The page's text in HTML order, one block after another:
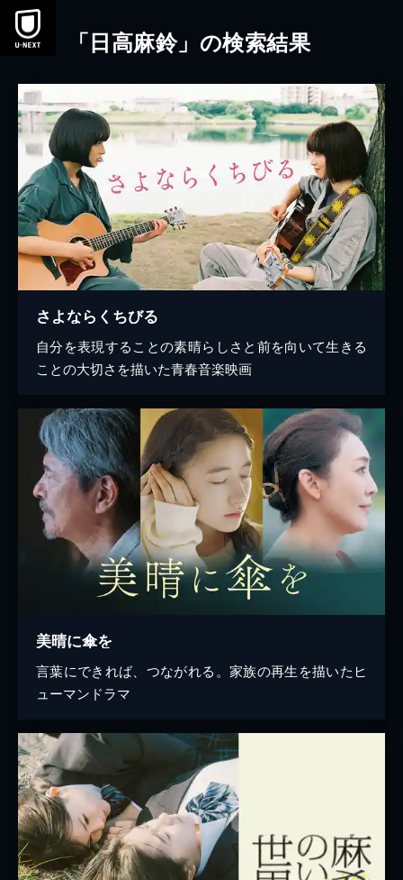
本文へスキップ
「日高麻鈴」の検索結果
さよならくちびる
自分を表現することの素晴らしさと前を向いて生きる
ことの大切さを描いた青春音楽映画
美晴に傘を
言葉にできれば、つながれる。家族の再生を描いたヒ
ューマンドラマ